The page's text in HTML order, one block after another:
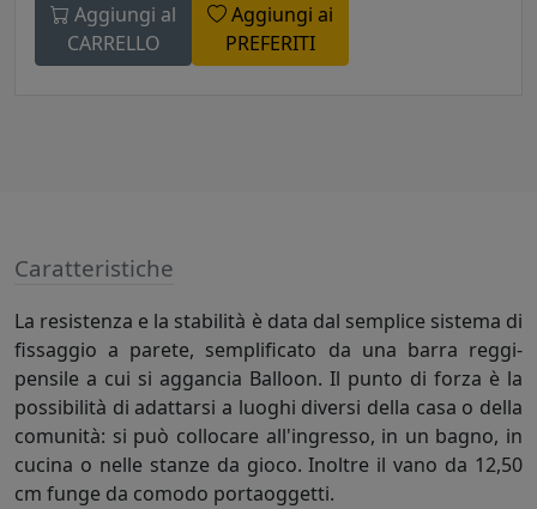
Aggiungi al
CARRELLO
Aggiungi ai
PREFERITI
Caratteristiche
La resistenza e la stabilità è data dal semplice sistema di
fissaggio a parete, semplificato da una barra reggi-
pensile a cui si aggancia Balloon. Il punto di forza è la
possibilità di adattarsi a luoghi diversi della casa o della
comunità: si può collocare all'ingresso, in un bagno, in
cucina o nelle stanze da gioco. Inoltre il vano da 12,50
cm funge da comodo portaoggetti.